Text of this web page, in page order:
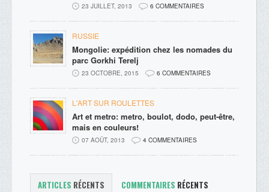
23 JUILLET, 2013 6 COMMENTAIRES
RUSSIE
Mongolie: expédition chez les nomades du
parc Gorkhi Terelj
23 OCTOBRE, 2015 6 COMMENTAIRES
L'ART SUR ROULETTES
Art et metro: metro, boulot, dodo, peut-être,
mais en couleurs!
07 AOÛT, 2013 4 COMMENTAIRES
ARTICLES RÉCENTS COMMENTAIRES RÉCENTS